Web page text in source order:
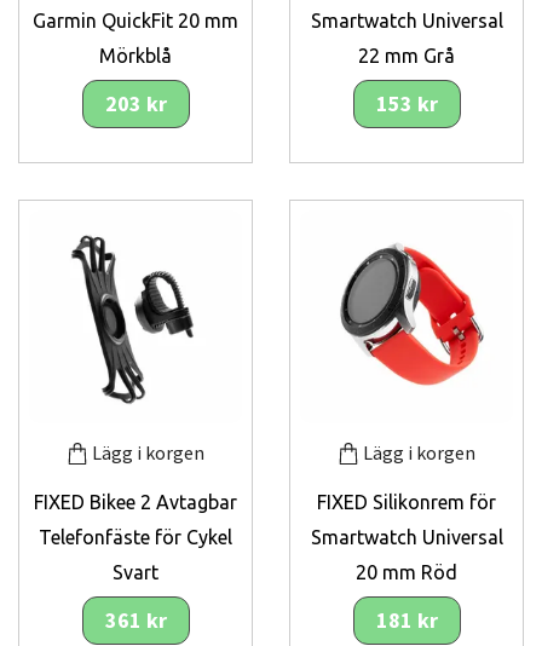
Garmin QuickFit 20 mm
Mörkblå
203 kr
Smartwatch Universal
22 mm Grå
153 kr
Lägg i korgen
FIXED Bikee 2 Avtagbar
Telefonfäste för Cykel
Svart
361 kr
Lägg i korgen
FIXED Silikonrem för
Smartwatch Universal
20 mm Röd
181 kr